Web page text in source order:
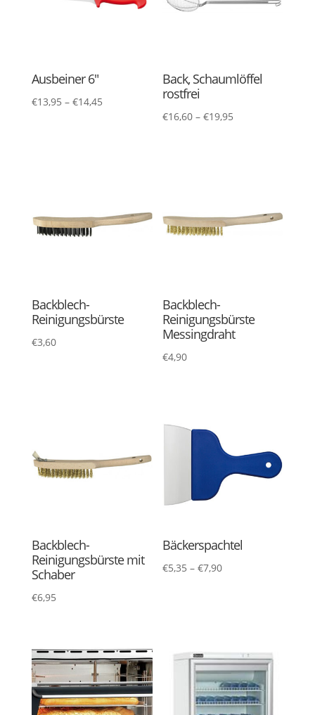
Ausbeiner 6″
€13,95 – €14,45
Back, Schaumlöffel
rostfrei
€16,60 –€19,95
Backblech-
Reinigungsbürste
€3,60
Backblech-
Reinigungsbürste
Messingdraht
€4,90
Backblech-
Reinigungsbürste mit
Schaber
€6,95
Bäckerspachtel
€5,35 –€7,90